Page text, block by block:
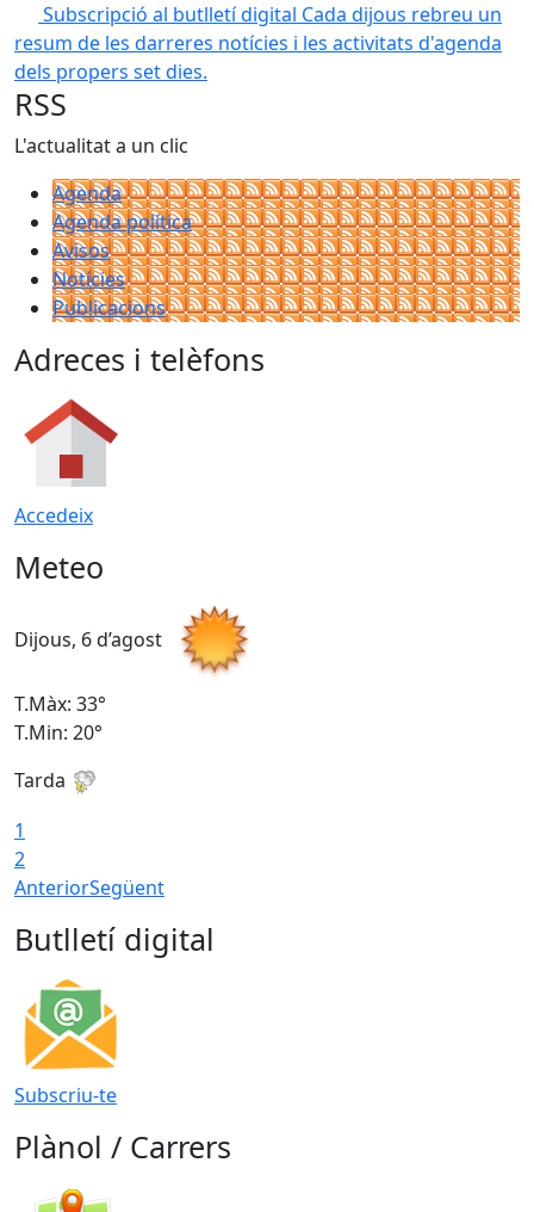
Subscripció al butlletí digital Cada dijous rebreu un
resum de les darreres notícies i les activitats d'agenda
dels propers set dies.
RSS
L'actualitat a un clic
Agenda
Agenda política
Avisos
Notícies
Publicacions
Adreces i telèfons
Accedeix
Meteo
Dijous, 6 d’agost
T.Màx: 33°
T.Min: 20°
Tarda
1
2
AnteriorSegüent
Butlletí digital
Subscriu-te
Plànol / Carrers